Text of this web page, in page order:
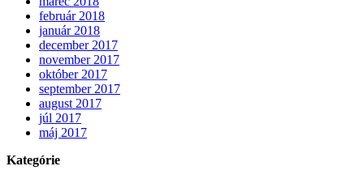
február 2018
január 2018
december 2017
november 2017
október 2017
september 2017
august 2017
júl 2017
máj 2017
Kategórie